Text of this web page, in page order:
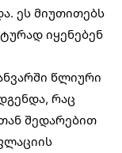
ეს მიუთითებს
იყენებენ
წლიური
რაც
შედარებით